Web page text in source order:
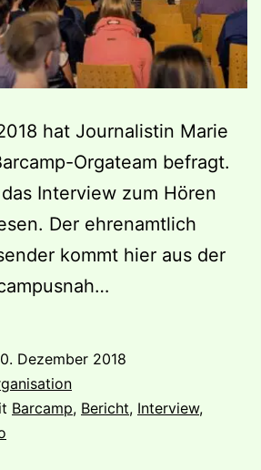
hat Journalistin Marie
Orgateam befragt.
Interview zum Hören
Der ehrenamtlich
kommt hier aus der
Dezember 2018
Barcamp, Bericht, Interview,